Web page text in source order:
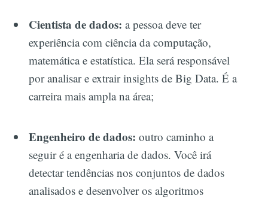
Cientista de dados:a pessoa deve ter
experiência com ciência da computação,
matemática e estatística. Ela será responsável
por analisar e extrair insights de Big Data. É a
carreira mais ampla na área;
Engenheiro de dados:outro caminho a
seguir é a engenharia de dados. Você irá
detectar tendências nos conjuntos de dados
analisados e desenvolver os algoritmos